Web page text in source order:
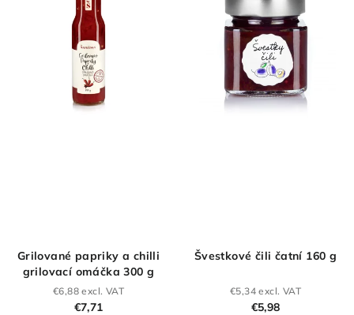
Grilované papriky a chilli
grilovací omáčka 300 g
€6,88 excl. VAT
€7,71
Švestkové čili čatní 160 g
€5,34 excl. VAT
€5,98